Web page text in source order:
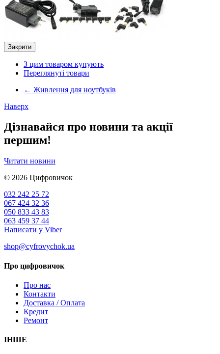
Закрити
З цим товаром купують
Переглянуті товари
← Живлення для ноутбуків
Наверх
Дізнавайся про новини та акції
першим!
Читати новини
© 2026 Цифровичок
032 242 25 72
067 424 32 36
050 833 43 83
063 459 37 44
Написати у Viber
shop@cyfrovychok.ua
Про цифровичок
Про нас
Контакти
Доставка / Оплата
Кредит
Ремонт
ІНШЕ